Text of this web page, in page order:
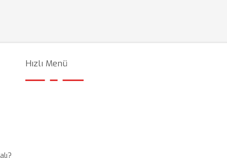
Hızlı Menü